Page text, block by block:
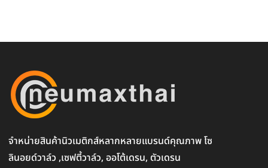
จำหน่ายสินค้านิวเมติกส์หลากหลายแบรนด์คุณภาพ โซ
ลินอยด์วาล์ว ,เซฟตี้วาล์ว, ออโต้เดรน, ตัวเดรน